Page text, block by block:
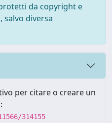
da copyright e
diversa
per citare o creare un
314155